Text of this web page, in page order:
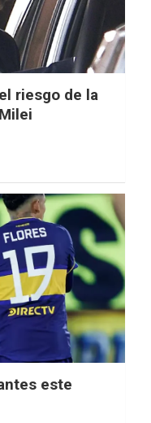
riesgo de la
este